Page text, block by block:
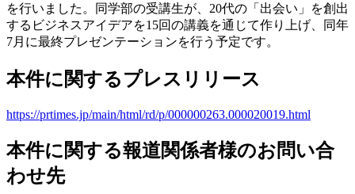
を行いました。同学部の受講生が、20代の「出会い」を創出
するビジネスアイデアを15回の講義を通じて作り上げ、同年
7月に最終プレゼンテーションを行う予定です。
本件に関するプレスリリース
https://prtimes.jp/main/html/rd/p/000000263.000020019.html
本件に関する報道関係者様のお問い合
わせ先